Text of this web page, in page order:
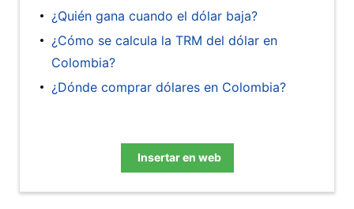
¿Quién gana cuando el dólar baja?
¿Cómo se calcula la TRM del dólar en
Colombia?
¿Dónde comprar dólares en Colombia?
Insertar en web